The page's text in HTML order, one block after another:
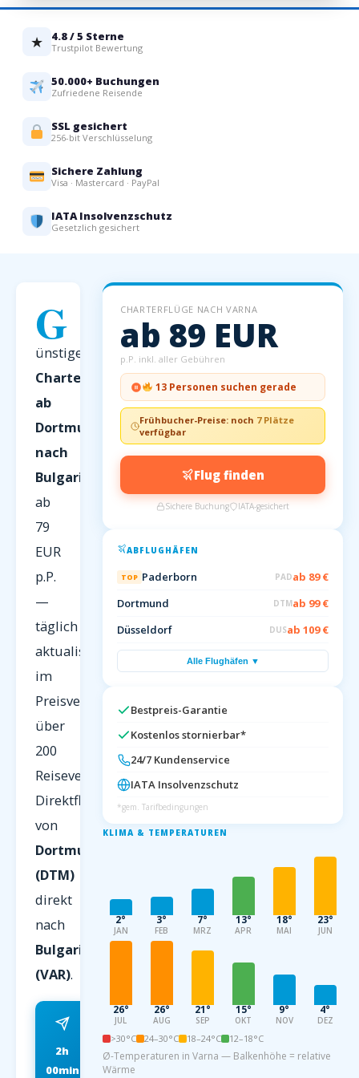
★ 4.8 / 5 Sterne
Trustpilot Bewertung
50.000+ Buchungen
Zufriedene Reisende
SSL gesichert
256-bit Verschlüsselung
Sichere Zahlung
Visa · Mastercard · PayPal
IATA Insolvenzschutz
Gesetzlich gesichert
G
ünstige
Charterflüge
ab
Dortmund
nach
Bulgarien
ab
79
EUR
p.P.
—
täglich
aktualisiert
im
Preisvergleich
über
200
Reiseveranstalter.
Direktflug
von
Dortmund
(DTM)
direkt
nach
Bulgarien
(VAR).
2h
00min
ab 79 EUR
CHARTERFLÜGE NACH VARNA
ab 89 EUR
p.P. inkl. aller Gebühren
13 Personen suchen gerade
Frühbucher-Preise: noch 7 Plätze
verfügbar
Flug finden
Sichere Buchung IATA-gesichert
ABFLUGHÄFEN
TOP Paderborn PADab 89 €
Dortmund
DTMab 99 €
Düsseldorf
DUSab 109 €
Alle Flughäfen ▼
Bestpreis-Garantie
Kostenlos stornierbar*
24/7 Kundenservice
IATA Insolvenzschutz
*gem. Tarifbedingungen
KLIMA & TEMPERATUREN
2°
JAN
3°
FEB
7°
MRZ
13°
APR
18°
MAI
23°
JUN
26°
JUL
26°
AUG
21°
SEP
15°
OKT
9°
NOV
4°
DEZ
>30°C 24–30°C 18–24°C 12–18°C
Ø-Temperaturen in Varna — Balkenhöhe = relative
Wärme